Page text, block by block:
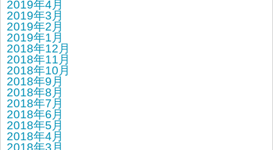
2019年4月
2019年3月
2019年2月
2019年1月
2018年12月
2018年11月
2018年10月
2018年9月
2018年8月
2018年7月
2018年6月
2018年5月
2018年4月
2018年3月